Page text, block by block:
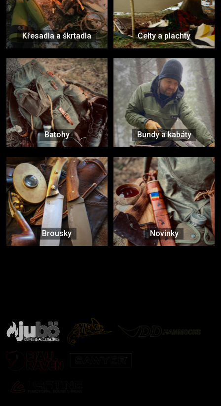
Křesadla a škrtadla Celty a plachty
Batohy Bundy a kabáty
Brousky Novinky